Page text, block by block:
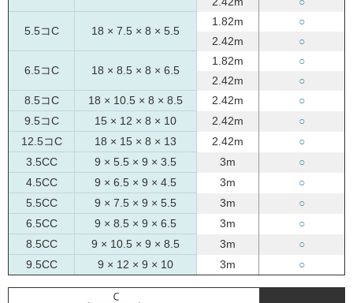
5.5コC 18 × 7.5 × 8 × 5.5
1.82m
○
2.42m
○
6.5コC 18 × 8.5 × 8 × 6.5
1.82m
○
2.42m
○
8.5コC
18 × 10.5 × 8 × 8.5 2.42m
○
9.5コC
15 × 12 × 8 × 10 2.42m
○
12.5コC
18 × 15 × 8 × 13 2.42m
○
3.5CC
9 × 5.5 × 9 × 3.5 3m
○
4.5CC
9 × 6.5 × 9 × 4.5 3m
○
5.5CC
9 × 7.5 × 9 × 5.5 3m
○
6.5CC
9 × 8.5 × 9 × 6.5 3m
○
8.5CC
9 × 10.5 × 9 × 8.5 3m
○
9.5CC
9 × 12 × 9 × 10 3m ○